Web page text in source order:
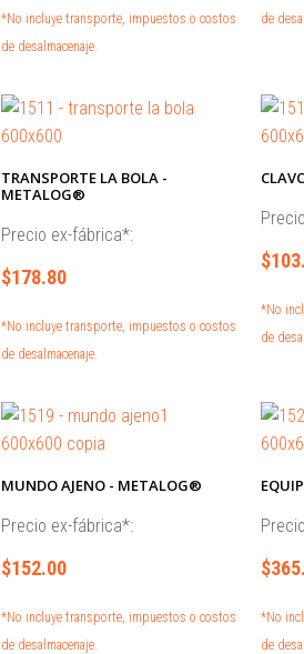
*No incluye transporte, impuestos o costos
de desalmacenaje.
de
TRANSPORTE LA BOLA -
METALOG®
Precio ex-fábrica*:
$178.80
*No incluye transporte, impuestos o costos
de desalmacenaje.
*No
de
MUNDO AJENO - METALOG®
Precio ex-fábrica*:
$152.00
*No incluye transporte, impuestos o costos
de desalmacenaje.
*No
de